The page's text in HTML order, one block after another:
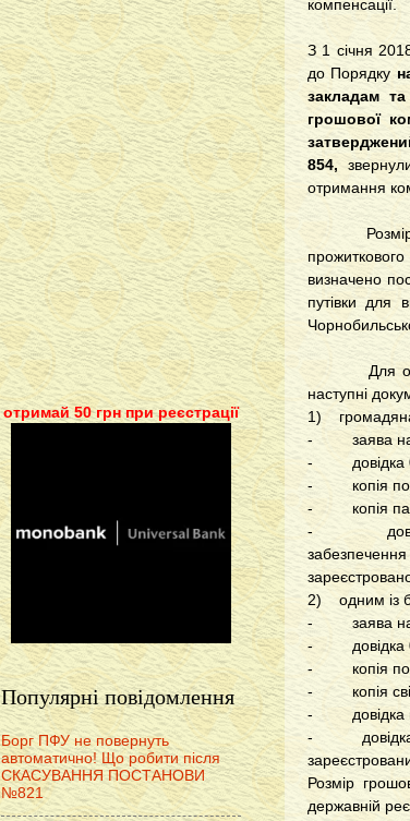
компенсації.
З 1 січня
до Порядку
закладам
грошової
854,
отримання
Розмір
визначено
путівки для
Для
наступні
1)
- заява на
- довідка
- копія
- копія
- довідка
2) одним із
- заява на
- довідка
- копія
- копія
- довідка
- довідка
Розмір
державній
отримай 50 грн при реєстрації
Популярні повідомлення
Борг ПФУ не повернуть
автоматично! Що робити після
СКАСУВАННЯ ПОСТАНОВИ
№821